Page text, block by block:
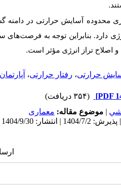
محدوده آسایش حرارتی در دامنه
دارد. بنابراین توجه به
و اصلاح تراز انرژی مؤثر است.
حرارتی، رفتار حرارتی،
(۳۵۴ دریافت)
| موضوع مقاله: معماری